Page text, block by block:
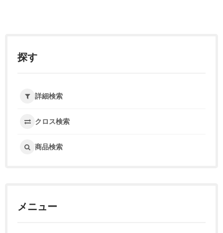
探す
詳細検索
クロス検索
商品検索
メニュー